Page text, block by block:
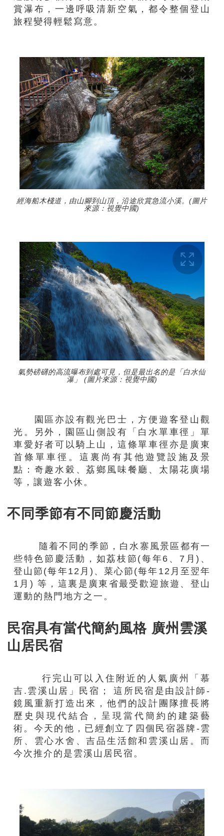
賞瀑布，一邊呼吸清新空氣，都令整個登山
旅程變得輕鬆寫意。
經海船木棧道，由山腳到山頂，沿途欣賞急流小溪。(圖片
來源：視覺中國)
氣勢磅礴的高流曝布到處可見，但是最出名的是「白水仙
瀑」 (圖片來源：視覺中國)
園區亦設有觀光巴士，方便遊客登山觀
光。另外，園區山側設有「白水單車徑」單
車愛好者可以騎上山，這條單車徑亦是廣東
首條單車徑。這裏尚有其他遊覽設施及景
點：奇趣水穀、荔鄉風味餐廳、太陽花廣場
等，讓遊客小休。
不同季節有不同節慶活動
隨着不同的季節，白水寨風景區都有一
些特色節慶活動，如荔枝節(每年6、7月)、
登山節(每年12月)、菜心節(每年12月至翌年
1月) 等，這裏是廣東省最受歡迎旅遊、登山
運動的熱門地方之一。
民宿具有當代簡約風格 廣州雲溪
山居民宿
行完山可以入住附近的人氣廣州「慕
吉.雲溪山居」民宿； 這所民宿是由設計師-
鏡風重新打造出來，他們的設計團隊擅長將
歷史與現代結合，呈現當代簡約的建築藝
術。今天的他，已經創立了四個民宿器牌-雲
所、雲心水舍、吉品生活館和雲溪山居。而
今次推介的是雲溪山居民宿。